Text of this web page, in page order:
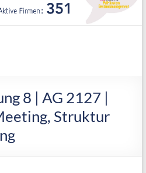
8 | AG 2127 |
Struktur